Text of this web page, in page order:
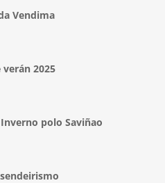
Vendima
verán 2025
polo Saviñao